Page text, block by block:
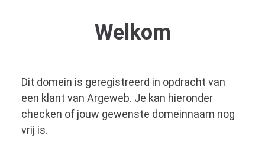
Welkom
Dit domein is geregistreerd in opdracht van
een klant van Argeweb. Je kan hieronder
checken of jouw gewenste domeinnaam nog
vrij is.